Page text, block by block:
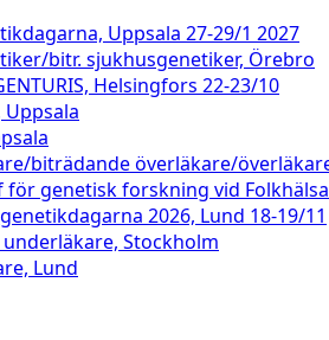
Uppsala 27-29/1 2027
bitr. sjukhusgenetiker, Örebro
Helsingfors 22-23/10
biträdande överläkare/
för genetisk forskning vid
2026, Lund 18-19/11
Stockholm
Lund